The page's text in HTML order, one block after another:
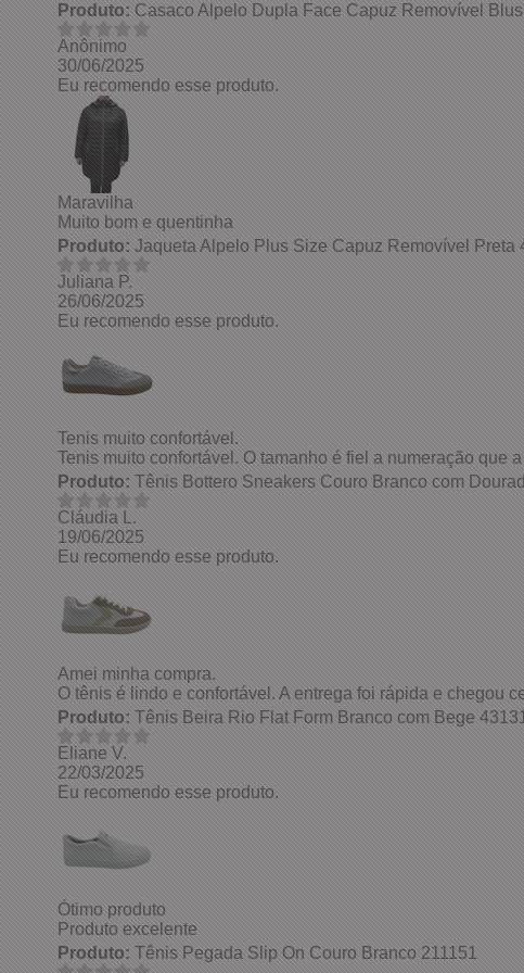
Produto:Casaco Alpelo Dupla Face Capuz Removível
Anônimo
30/06/2025
Eu recomendo esse produto.
Maravilha
Muito bom e quentinha
Produto:Jaqueta Alpelo Plus Size Capuz Removível Preta
Juliana P.
26/06/2025
Eu recomendo esse produto.
Tenis muito confortável.
Tenis muito confortável. O tamanho é fiel a numeração que
Produto:Tênis Bottero Sneakers Couro Branco com
Cláudia L.
19/06/2025
Eu recomendo esse produto.
Amei minha compra.
O tênis é lindo e confortável. A entrega foi rápida e chegou
Produto:Tênis Beira Rio Flat Form Branco com Bege
Eliane V.
22/03/2025
Eu recomendo esse produto.
Ótimo produto
Produto excelente
Produto:Tênis Pegada Slip On Couro Branco 211151